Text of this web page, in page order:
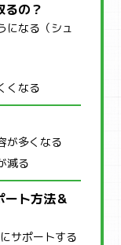
の？
になる（シュ
くなる
が多くなる
が減る
ート方法＆
サポートする